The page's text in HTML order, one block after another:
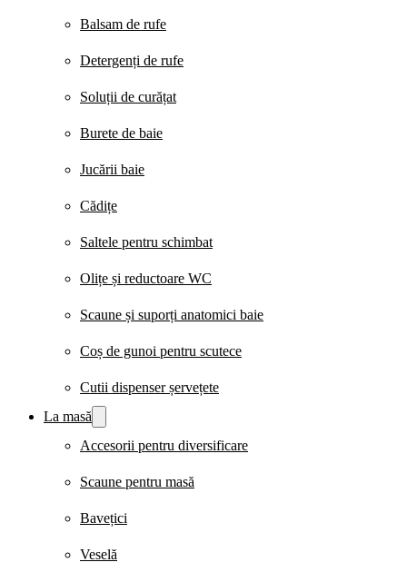
Balsam de rufe
Detergenți de rufe
Soluții de curățat
Burete de baie
Jucării baie
Cădițe
Saltele pentru schimbat
Olițe și reductoare WC
Scaune și suporți anatomici baie
Coș de gunoi pentru scutece
Cutii dispenser șervețete
La masă
Accesorii pentru diversificare
Scaune pentru masă
Bavețici
Veselă